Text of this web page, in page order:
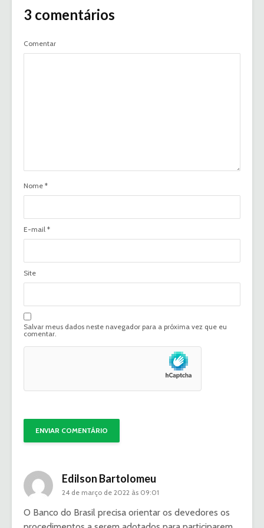
3 comentários
Comentar
Nome *
E-mail *
Site
Salvar meus dados neste navegador para a próxima vez que eu
comentar.
Edilson Bartolomeu
24 de março de 2022 às 09:01
O Banco do Brasil precisa orientar os devedores os